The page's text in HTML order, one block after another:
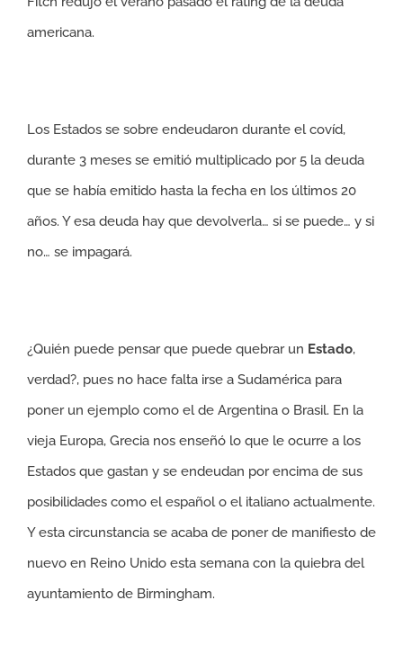
americana.
Los Estados se sobre endeudaron durante el covíd,
durante 3 meses se emitió multiplicado por 5 la deuda
que se había emitido hasta la fecha en los últimos 20
años. Y esa deuda hay que devolverla… si se puede… y si
no… se impagará.
¿Quién puede pensar que puede quebrar un Estado,
verdad?, pues no hace falta irse a Sudamérica para
poner un ejemplo como el de Argentina o Brasil. En la
vieja Europa, Grecia nos enseñó lo que le ocurre a los
Estados que gastan y se endeudan por encima de sus
posibilidades como el español o el italiano actualmente.
Y esta circunstancia se acaba de poner de manifiesto de
nuevo en Reino Unido esta semana con la quiebra del
ayuntamiento de Birmingham.